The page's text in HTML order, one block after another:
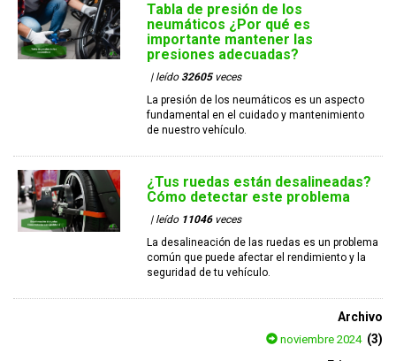
Tabla de presión de los
neumáticos ¿Por qué es
importante mantener las
presiones adecuadas?
| leído 32605veces
La presión de los neumáticos es un aspecto
fundamental en el cuidado y mantenimiento
de nuestro vehículo.
¿Tus ruedas están desalineadas?
Cómo detectar este problema
| leído 11046veces
La desalineación de las ruedas es un problema
común que puede afectar el rendimiento y la
seguridad de tu vehículo.
Archivo
noviembre 2024 (3)